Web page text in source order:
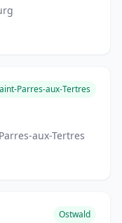
Parres-aux-Tertres
aux-Tertres
Ostwald